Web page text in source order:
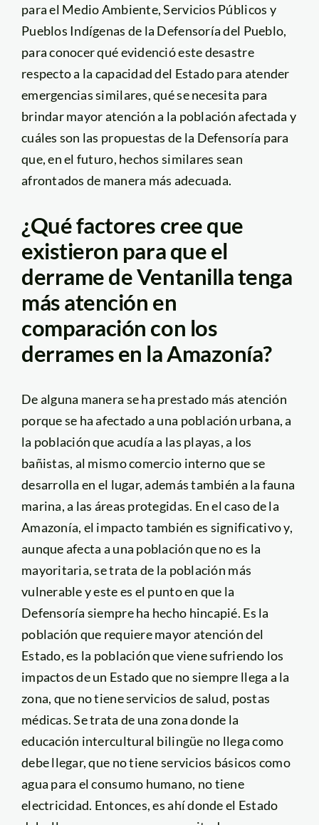
para el Medio Ambiente, Servicios Públicos y
Pueblos Indígenas de la Defensoría del Pueblo,
para conocer qué evidenció este desastre
respecto a la capacidad del Estado para atender
emergencias similares, qué se necesita para
brindar mayor atención a la población afectada y
cuáles son las propuestas de la Defensoría para
que, en el futuro, hechos similares sean
afrontados de manera más adecuada.
¿Qué factores cree que
existieron para que el
derrame de Ventanilla tenga
más atención en
comparación con los
derrames en la Amazonía?
De alguna manera se ha prestado más atención
porque se ha afectado a una población urbana, a
la población que acudía a las playas, a los
bañistas, al mismo comercio interno que se
desarrolla en el lugar, además también a la fauna
marina, a las áreas protegidas. En el caso de la
Amazonía, el impacto también es significativo y,
aunque afecta a una población que no es la
mayoritaria, se trata de la población más
vulnerable y este es el punto en que la
Defensoría siempre ha hecho hincapié. Es la
población que requiere mayor atención del
Estado, es la población que viene sufriendo los
impactos de un Estado que no siempre llega a la
zona, que no tiene servicios de salud, postas
médicas. Se trata de una zona donde la
educación intercultural bilingüe no llega como
debe llegar, que no tiene servicios básicos como
agua para el consumo humano, no tiene
electricidad. Entonces, es ahí donde el Estado